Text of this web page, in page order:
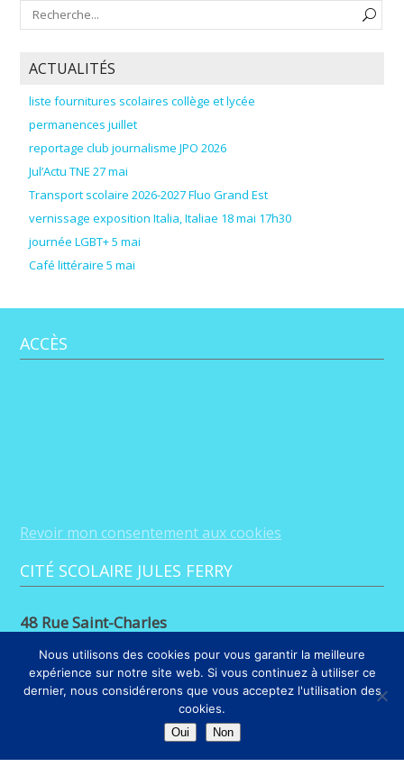
ACTUALITÉS
liste fournitures scolaires collège et lycée
permanences juillet
reportage club journalisme JPO 2026
Jul’Actu TNE 27 mai
Transport scolaire 2026-2027 Fluo Grand Est
vernissage exposition Italia, Italiae 18 mai 17h30
journée LGBT+ 5 mai
Café littéraire 5 mai
ACCÈS
Revoir mon consentement aux cookies
CITÉ SCOLAIRE JULES FERRY
48 Rue Saint-Charles
03 29 56 26 68
Nous utilisons des cookies pour vous garantir la meilleure
expérience sur notre site web. Si vous continuez à utiliser ce
dernier, nous considérerons que vous acceptez l'utilisation des
cookies.
Oui Non